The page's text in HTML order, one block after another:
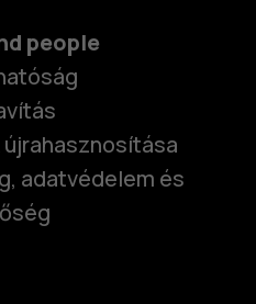
people
újrahasznosítása
adatvédelem és